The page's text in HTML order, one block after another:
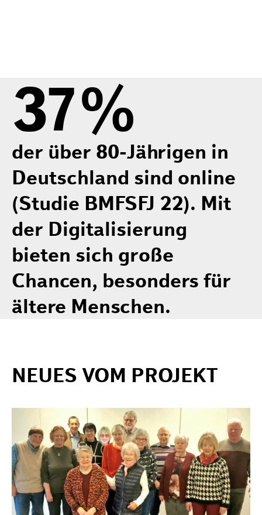
37%
der über 80-Jährigen in
Deutschland sind online
(Studie BMFSFJ 22). Mit
der Digitalisierung
bieten sich große
Chancen, besonders für
ältere Menschen.
NEUES VOM PROJEKT